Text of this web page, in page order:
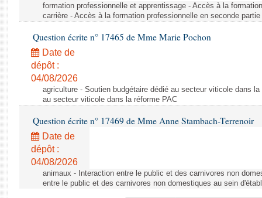
formation professionnelle et apprentissage - Accès à la
carrière - Accès à la formation professionnelle en seconde partie
Question écrite n° 17465 de Mme Marie Pochon
Date de
dépôt :
04/08/2026
agriculture - Soutien budgétaire dédié au secteur viticole dans
au secteur viticole dans la réforme PAC
Question écrite n° 17469 de Mme Anne Stambach-Terrenoir
Date de
dépôt :
04/08/2026
animaux - Interaction entre le public et des carnivores non
entre le public et des carnivores non domestiques au sein